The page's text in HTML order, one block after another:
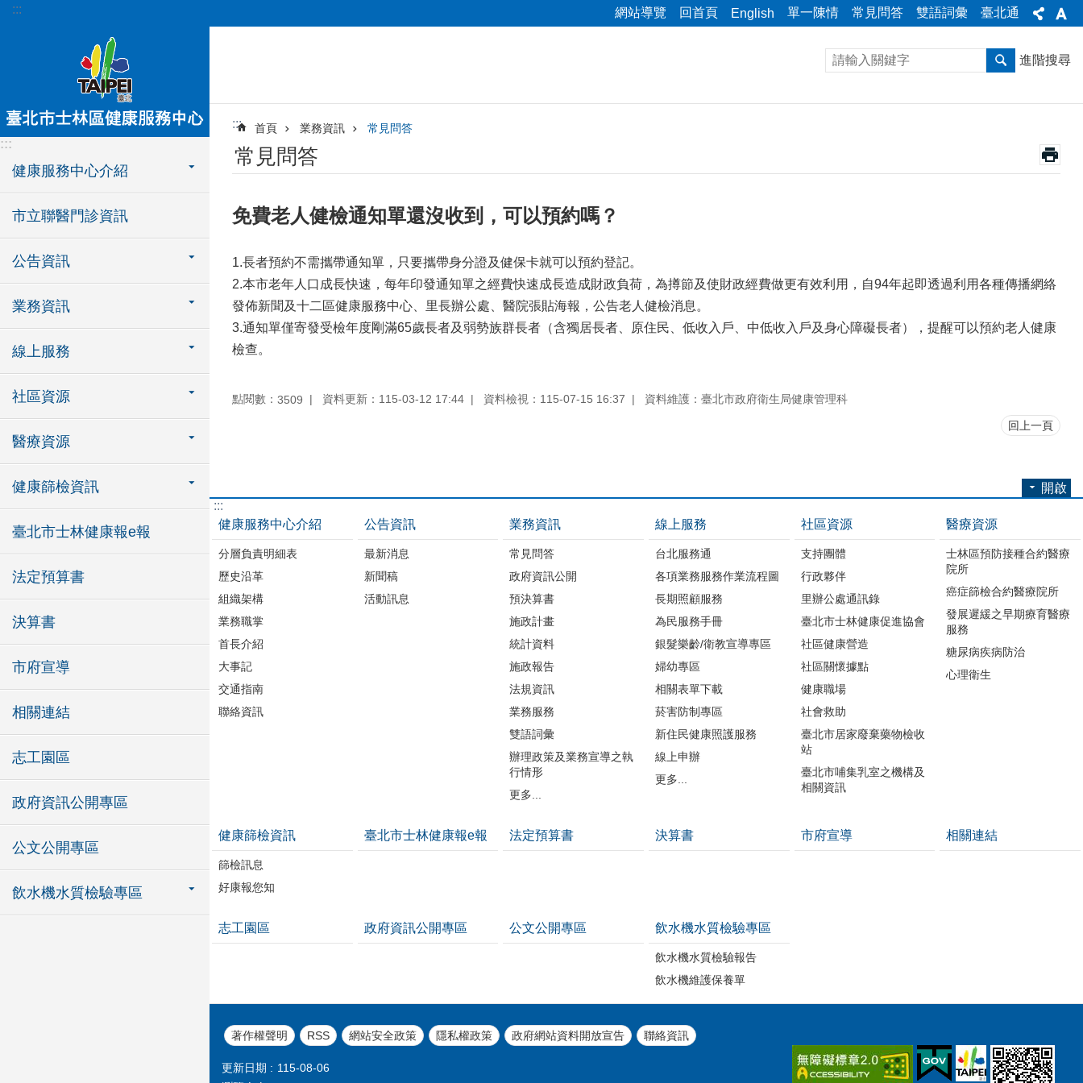
跳到主要內容區塊
::: 網站導覽 回首頁 English 單一陳情 常見問答 雙語詞彙 臺北通
:::
健康服務中心介紹
市立聯醫門診資訊
公告資訊
業務資訊
線上服務
社區資源
醫療資源
健康篩檢資訊
臺北市士林健康報e報
法定預算書
決算書
市府宣導
相關連結
志工園區
政府資訊公開專區
公文公開專區
飲水機水質檢驗專區
進階搜尋
::: 首頁 業務資訊 常見問答
常見問答
免費老人健檢通知單還沒收到，可以預約嗎？
1.長者預約不需攜帶通知單，只要攜帶身分證及健保卡就可以預約登記。
2.本市老年人口成長快速，每年印發通知單之經費快速成長造成財政負荷，為撙節及使財政經費做更有效利用，自94年起即透過利用各種傳播網絡
發佈新聞及十二區健康服務中心、里長辦公處、醫院張貼海報，公告老人健檢消息。
3.通知單僅寄發受檢年度剛滿65歲長者及弱勢族群長者（含獨居長者、原住民、低收入戶、中低收入戶及身心障礙長者），提醒可以預約老人健康
檢查。
點閱數： 3509 資料更新：115-03-12 17:44 資料檢視：115-07-15 16:37 資料維護：臺北市政府衛生局健康管理科
回上一頁
開啟
:::
健康服務中心介紹
分層負責明細表
歷史沿革
組織架構
業務職掌
首長介紹
大事記
交通指南
聯絡資訊
公告資訊
最新消息
新聞稿
活動訊息
業務資訊
常見問答
政府資訊公開
預決算書
施政計畫
統計資料
施政報告
法規資訊
業務服務
雙語詞彙
辦理政策及業務宣導之執
行情形
更多...
線上服務
台北服務通
各項業務服務作業流程圖
長期照顧服務
為民服務手冊
銀髮樂齡/衛教宣導專區
婦幼專區
相關表單下載
菸害防制專區
新住民健康照護服務
線上申辦
更多...
社區資源
支持團體
行政夥伴
里辦公處通訊錄
臺北市士林健康促進協會
社區健康營造
社區關懷據點
健康職場
社會救助
臺北市居家廢棄藥物檢收
站
臺北市哺集乳室之機構及
相關資訊
醫療資源
士林區預防接種合約醫療
院所
癌症篩檢合約醫療院所
發展遲緩之早期療育醫療
服務
糖尿病疾病防治
心理衛生
健康篩檢資訊
篩檢訊息
好康報您知
臺北市士林健康報e報 法定預算書 決算書 市府宣導 相關連結
志工園區 政府資訊公開專區 公文公開專區 飲水機水質檢驗專區
飲水機水質檢驗報告
飲水機維護保養單
著作權聲明 RSS 網站安全政策 隱私權政策 政府網站資料開放宣告 聯絡資訊
更新日期
115-08-06